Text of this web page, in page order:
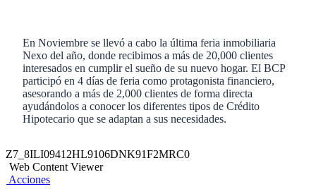
En Noviembre se llevó a cabo la última feria inmobiliaria
Nexo del año, donde recibimos a más de 20,000 clientes
interesados en cumplir el sueño de su nuevo hogar. El BCP
participó en 4 días de feria como protagonista financiero,
asesorando a más de 2,000 clientes de forma directa
ayudándolos a conocer los diferentes tipos de Crédito
Hipotecario que se adaptan a sus necesidades.
Z7_8ILI09412HL9106DNK91F2MRC0
Web Content Viewer
Acciones